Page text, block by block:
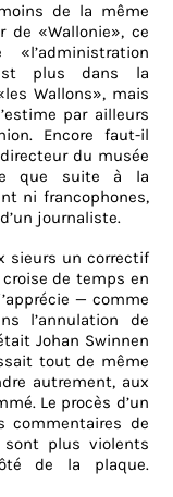
de la même
de «Wallonie», ce
plus dans la
Wallons», mais
par ailleurs
Encore faut-il
du musée
que suite à la
ni francophones,
journaliste.
sieurs un correctif
de temps en
— comme
l’annulation de
Johan Swinnen
tout de même
autrement, aux
Le procès d’un
commentaires de
sont plus violents
de la plaque.